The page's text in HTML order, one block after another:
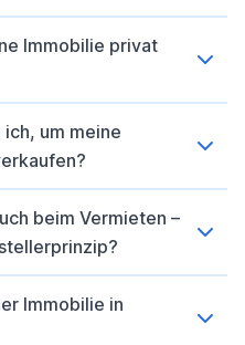
Immobilie privat
um meine
beim Vermieten –
Immobilie in